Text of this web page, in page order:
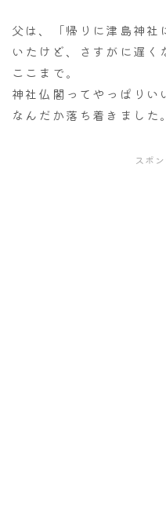
父は、「帰りに津島神社
いたけど、さすがに遅
ここまで。
神社仏閣ってやっぱりい
なんだか落ち着きました。
スポ